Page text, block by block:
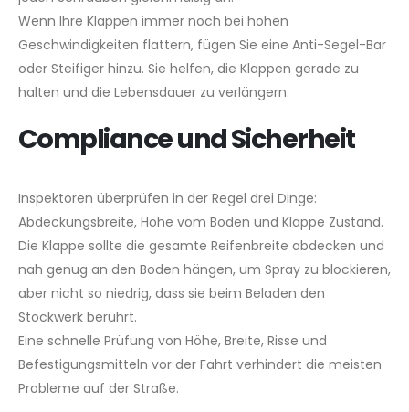
Wenn Ihre Klappen immer noch bei hohen
Geschwindigkeiten flattern, fügen Sie eine Anti-Segel-Bar
oder Steifiger hinzu. Sie helfen, die Klappen gerade zu
halten und die Lebensdauer zu verlängern.
Compliance und Sicherheit
Inspektoren überprüfen in der Regel drei Dinge:
Abdeckungsbreite, Höhe vom Boden und Klappe Zustand.
Die Klappe sollte die gesamte Reifenbreite abdecken und
nah genug an den Boden hängen, um Spray zu blockieren,
aber nicht so niedrig, dass sie beim Beladen den
Stockwerk berührt.
Eine schnelle Prüfung von Höhe, Breite, Risse und
Befestigungsmitteln vor der Fahrt verhindert die meisten
Probleme auf der Straße.